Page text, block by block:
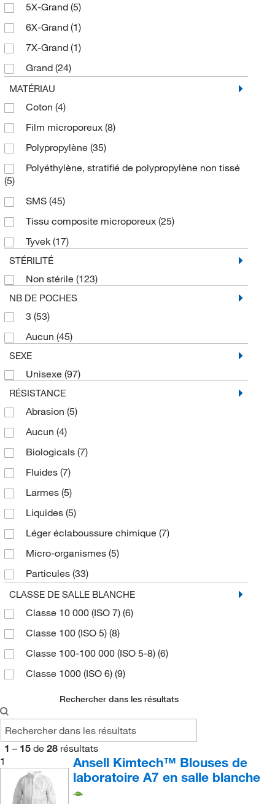
5X-Grand (5)
6X-Grand (1)
7X-Grand (1)
Grand (24)
Grand/X grand
Moyen(25)
Petit (18)
Petit/Moyen(1)
X-Grand(23)
MATÉRIAU
Coton (4)
Film microporeux (8)
Polypropylène (35)
Polyéthylène, stratifié de polypropylène non tissé
(5)
SMS (45)
Tissu composite microporeux (25)
Tyvek (17)
STÉRILITÉ
Non stérile (123)
NB DE POCHES
3 (53)
Aucun (45)
SEXE
Unisexe (97)
RÉSISTANCE
Abrasion (5)
Aucun (4)
Biologicals (7)
Fluides (7)
Larmes (5)
Liquides (5)
Léger éclaboussure chimique (7)
Micro-organismes (5)
Particules (33)
Particules sèches(5)
Produits chimiques(5)
Statique(7)
Éclaboussures(6)
CLASSE DE SALLE BLANCHE
Classe 10 000 (ISO 7) (6)
Classe 100 (ISO 5) (8)
Classe 100-100 000 (ISO 5-8) (6)
Classe 1000 (ISO 6) (9)
Rechercher dans les résultats
1 – 15 de 28 résultats
1
Ansell Kimtech™ Blouses de
laboratoire A7 en salle blanche